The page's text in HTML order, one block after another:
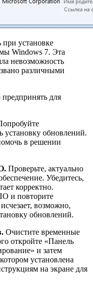
установке
Windows 7. Эта
невозможность
различными
для
установку обновлений.
в решении
Проверьте, актуально
Убедитесь,
корректно.
и повторите
возможно,
обновлений.
Очистите временные
откройте «Панель
и затем
установлена
на экране для